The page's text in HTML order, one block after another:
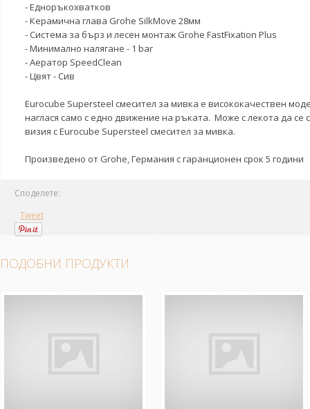
- Едноръкохватков
- Керамична глава Grohe SilkMove 28мм
- Система за бърз и лесен монтаж Grohe FastFixation Plus
- Минимално налягане - 1 bar
- Аератор SpeedClean
- Цвят - Сив
Eurocube Supersteel смесител за мивка е висококачествен
наглася само с едно движение на ръката. Може с лекота да
визия с Eurocube Supersteel смесител за мивка.
Произведено от Grohe, Германия с гаранционен срок 5 години
Споделете:
Tweet
ПОДОБНИ ПРОДУКТИ